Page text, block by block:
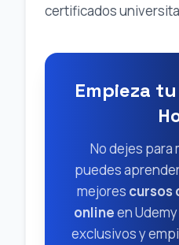
certificados
Empieza
No dejes para
puedes
mejores cursos
onlineen
exclusivos y